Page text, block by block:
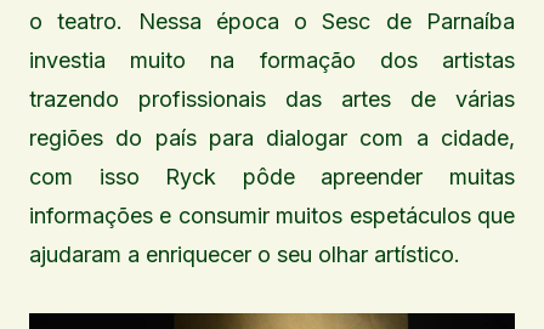
o teatro. Nessa época o Sesc de Parnaíba
investia muito na formação dos artistas
trazendo profissionais das artes de várias
regiões do país para dialogar com a cidade,
com isso Ryck pôde apreender muitas
informações e consumir muitos espetáculos que
ajudaram a enriquecer o seu olhar artístico.